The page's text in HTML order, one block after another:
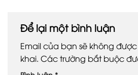
Để lại một bình luận
Email của bạn sẽ không
khai. Các trường bắt buộc